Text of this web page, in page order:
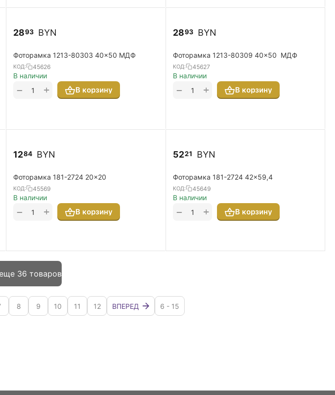
2893 BYN
Фоторамка 1213-80303 40x50 МДФ
КОД: 45626
В наличии
В корзину
+
−
2893 BYN
Фоторамка 1213-80309 40x50 МДФ
КОД: 45627
В наличии
В корзину
+
−
1284 BYN
Фоторамка 181-2724 20x20
КОД: 45569
В наличии
В корзину
+
−
5221 BYN
Фоторамка 181-2724 42x59,4
КОД: 45649
В наличии
В корзину
+
−
36 товаров
8 9 10 11 12 ВПЕРЕД 6 - 15